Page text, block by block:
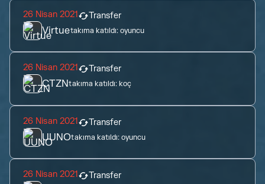
26 Nisan 2021 Transfer
Virtuetakıma katıldı:oyuncu
26 Nisan 2021 Transfer
CTZNtakıma katıldı: koç
26 Nisan 2021 Transfer
UUNOtakıma katıldı: oyuncu
26 Nisan 2021 Transfer